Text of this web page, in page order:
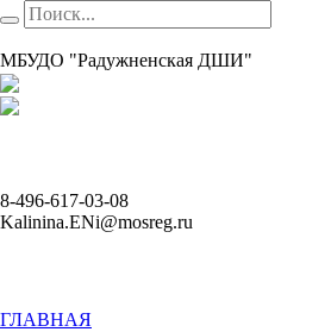
МБУДО "Радужненская ДШИ"
8-496-617-03-08
Kalinina.ENi@mosreg.ru
ГЛАВНАЯ